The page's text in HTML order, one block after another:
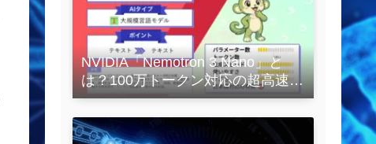
NVIDIA「Nemotron 3 Nano」と
は？100万トークン対応の超高速
LLMを徹底解説